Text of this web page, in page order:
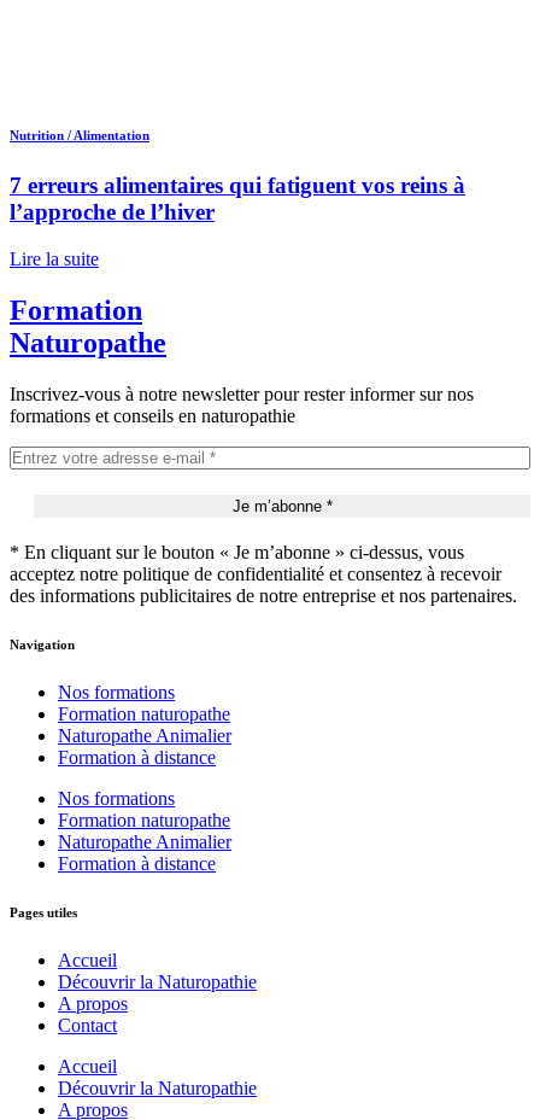
Nutrition / Alimentation
7 erreurs alimentaires qui fatiguent vos reins à
l’approche de l’hiver
Lire la suite
Formation
Naturopathe
Inscrivez-vous à notre newsletter pour rester informer sur nos
formations et conseils en naturopathie
* En cliquant sur le bouton « Je m’abonne » ci-dessus, vous
acceptez notre politique de confidentialité et consentez à recevoir
des informations publicitaires de notre entreprise et nos partenaires.
Navigation
Nos formations
Formation naturopathe
Naturopathe Animalier
Formation à distance
Nos formations
Formation naturopathe
Naturopathe Animalier
Formation à distance
Pages utiles
Accueil
Découvrir la Naturopathie
A propos
Contact
Accueil
Découvrir la Naturopathie
A propos